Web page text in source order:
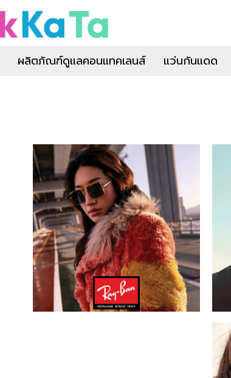
ผลิตภัณฑ์ดูแลคอนแทคเลนส์ แว่นกันแดด